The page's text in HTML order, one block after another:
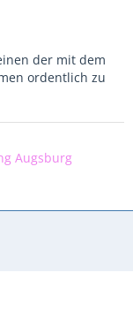
der mit dem
ordentlich zu
Augsburg